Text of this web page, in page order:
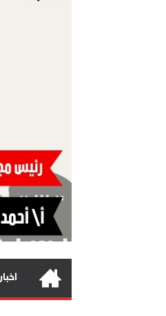
اخبار